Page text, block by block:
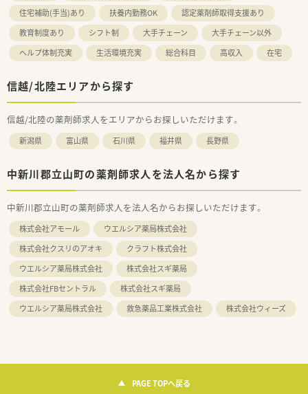
住宅補助(手当)あり
扶養内勤務OK
認定薬剤師取得支援あり
教育制度あり
シフト制 大手チェーン
大手チェーン以外
ヘルプ体制充実
生活環境充実 総合科目 高収入 在宅
信越/北陸エリアから探す
信越/北陸の薬剤師求人をエリアからお探しいただけます。
新潟県 富山県 石川県 福井県 長野県
中新川郡立山町の薬剤師求人を法人名から探す
中新川郡立山町の薬剤師求人を法人名からお探しいただけます。
株式会社アモール
ウエルシア薬局株式会社
株式会社クスリのアオキ
クラフト株式会社
ウエルシア薬局株式会社
株式会社スギ薬局
株式会社FBセントラル
株式会社スギ薬局
ウエルシア薬局株式会社
救急薬品工業株式会社 株式会社ウィーズ
PAGE TOPへ戻る